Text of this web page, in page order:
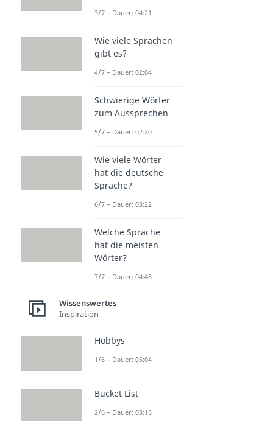
3/7 – Dauer: 04:21
Wie viele Sprachen
gibt es?
4/7 – Dauer: 02:04
Schwierige Wörter
zum Aussprechen
5/7 – Dauer: 02:20
Wie viele Wörter
hat die deutsche
Sprache?
6/7 – Dauer: 03:22
Welche Sprache
hat die meisten
Wörter?
7/7 – Dauer: 04:48
Wissenswertes
Inspiration
Hobbys
1/6 – Dauer: 05:04
Bucket List
2/6 – Dauer: 03:15